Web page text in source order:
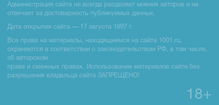
Администрация сайта не всегда разделяет мнения авторов и не
отвечает за достоверность публикуемых данных.
Дата открытия сайта — 17 августа 1997 г.
Все права на материалы, находящиемся на сайте 1001.ru,
охраняются в соответствии с законодательством РФ, в том числе,
об авторском
праве и смежных правах. Использование материалов сайте без
разрешения владельца сайта ЗАПРЕЩЕНО!
18+